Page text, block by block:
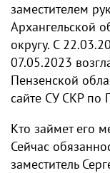
заместителем
Архангельской
округу. С
07.05.2023
Пензенской
сайте СУ СКР по
Кто займет его
Сейчас
заместитель